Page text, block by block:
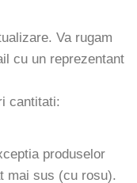
Va rugam
cu un reprezentant
cantitati:
produselor
mai sus (cu rosu).